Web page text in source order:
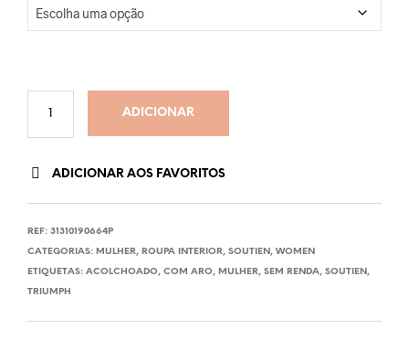
ADICIONAR
ADICIONAR AOS FAVORITOS
REF: 31310190664P
CATEGORIAS: MULHER, ROUPA INTERIOR, SOUTIEN , WOMEN
ETIQUETAS: ACOLCHOADO, COM ARO, MULHER, SEM RENDA, SOUTIEN ,
TRIUMPH